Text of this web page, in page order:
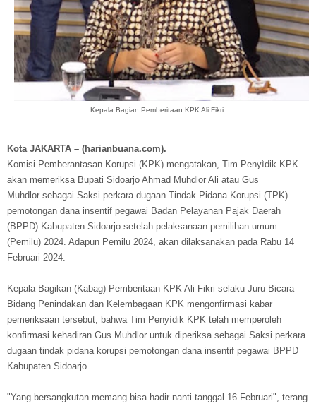
Kepala Bagian Pemberitaan KPK Ali Fikri.
Kota JAKARTA – (harianbuana.com).
Komisi Pemberantasan Korupsi (KPK) mengatakan, Tim Penyìdik KPK
akan memeriksa Bupati Sidoarjo Ahmad Muhdlor Ali atau Gus
Muhdlor sebagai Saksi perkara dugaan Tindak Pidana Korupsi (TPK)
pemotongan dana insentif pegawai Badan Pelayanan Pajak Daerah
(BPPD) Kabupaten Sidoarjo setelah pelaksanaan pemilihan umum
(Pemilu) 2024. Adapun Pemilu 2024, akan dilaksanakan pada Rabu 14
Februari 2024.
Kepala Bagikan (Kabag) Pemberitaan KPK Ali Fikri selaku Juru Bicara
Bidang Penindakan dan Kelembagaan KPK mengonfirmasi kabar
pemeriksaan tersebut, bahwa Tim Penyìdik KPK telah memperoleh
konfirmasi kehadiran Gus Muhdlor untuk diperiksa sebagai Saksi perkara
dugaan tindak pidana korupsi pemotongan dana insentif pegawai BPPD
Kabupaten Sidoarjo.
"Yang bersangkutan memang bisa hadir nanti tanggal 16 Februari", terang